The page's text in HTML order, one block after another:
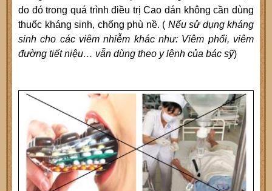
do đó trong quá trình điều trị Cao dán không cần dùng
thuốc kháng sinh, chống phù nề. ( Nếu sử dụng kháng
sinh cho các viêm nhiễm khác như: Viêm phổi, viêm
đường tiết niệu… vẫn dùng theo y lệnh của bác sỹ)